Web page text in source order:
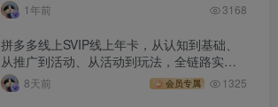
1年前 3168
拼多多线上SVIP线上年卡，从认知到基础、
从推广到活动、从活动到玩法，全链路实战
(260730)
8天前 会员专属 1325